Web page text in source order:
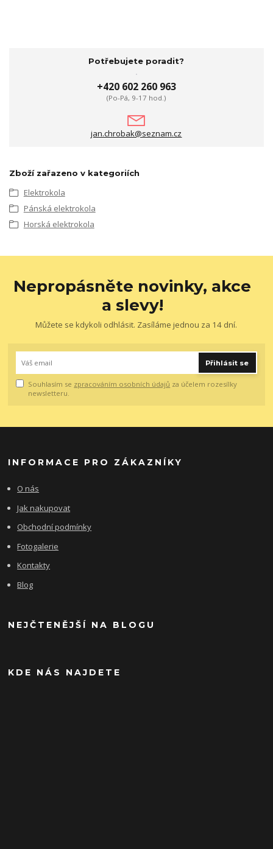
Potřebujete poradit?
+420 602 260 963
(Po-Pá, 9-17 hod.)
jan.chrobak@seznam.cz
Zboží zařazeno v kategoriích
Elektrokola
Pánská elektrokola
Horská elektrokola
Nepropásněte novinky, akce
a slevy!
Můžete se kdykoli odhlásit. Zasíláme jednou za 14 dní.
Přihlásit se
Souhlasím se zpracováním osobních údajů za účelem rozesílky
newsletteru.
INFORMACE PRO ZÁKAZNÍKY
O nás
Jak nakupovat
Obchodní podmínky
Fotogalerie
Kontakty
Blog
NEJČTENĚJŠÍ NA BLOGU
KDE NÁS NAJDETE